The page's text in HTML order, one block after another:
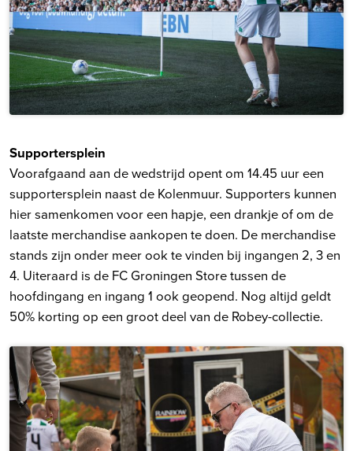
Supportersplein
Voorafgaand aan de wedstrijd opent om 14.45 uur een
supportersplein naast de Kolenmuur. Supporters kunnen
hier samenkomen voor een hapje, een drankje of om de
laatste merchandise aankopen te doen. De merchandise
stands zijn onder meer ook te vinden bij ingangen 2, 3 en
4. Uiteraard is de FC Groningen Store tussen de
hoofdingang en ingang 1 ook geopend. Nog altijd geldt
50% korting op een groot deel van de Robey-collectie.